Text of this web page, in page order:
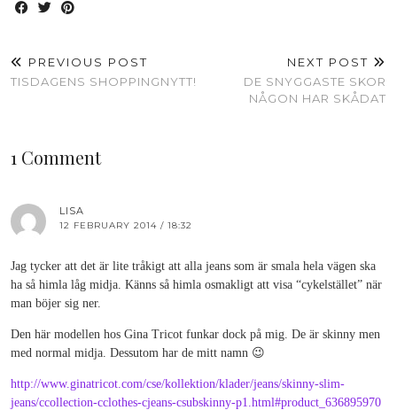
PREVIOUS POST
TISDAGENS SHOPPINGNYTT!
NEXT POST
DE SNYGGASTE SKOR
NÅGON HAR SKÅDAT
1 Comment
LISA
12 FEBRUARY 2014 / 18:32
Jag tycker att det är lite tråkigt att alla jeans som är smala hela vägen ska
ha så himla låg midja. Känns så himla osmakligt att visa “cykelstället” när
man böjer sig ner.
Den här modellen hos Gina Tricot funkar dock på mig. De är skinny men
med normal midja. Dessutom har de mitt namn 😉
http://www.ginatricot.com/cse/kollektion/klader/jeans/skinny-slim-
jeans/ccollection-cclothes-cjeans-csubskinny-p1.html#product_636895970